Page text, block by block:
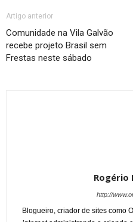
Artigo anterior
Comunidade na Vila Galvão
recebe projeto Brasil sem
Frestas neste sábado
http://
Blogueiro, criador de sites como